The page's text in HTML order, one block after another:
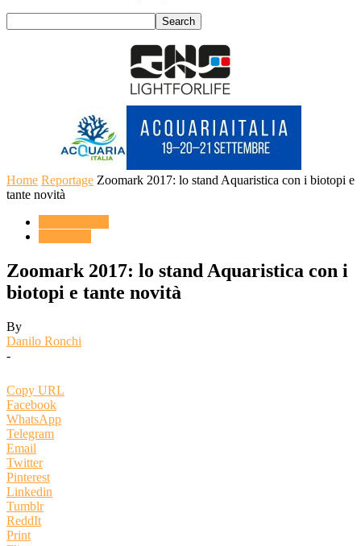
Home Reportage Zoomark 2017: lo stand Aquaristica con i biotopi e
tante novità
Zoomark 2017: lo stand Aquaristica con i
biotopi e tante novità
By
Danilo Ronchi
-
Copy URL
Facebook
WhatsApp
Telegram
Email
Twitter
Pinterest
Linkedin
Tumblr
ReddIt
Print